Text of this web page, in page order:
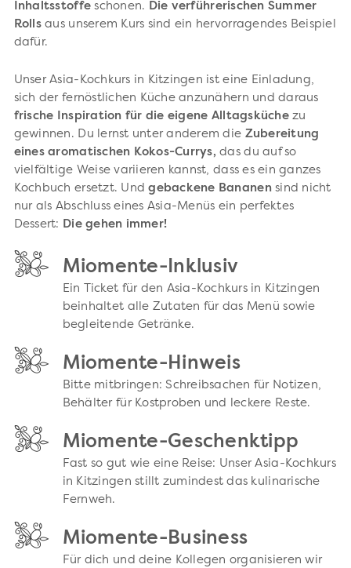
Inhaltsstoffe schonen. Die verführerischen Summer
Rollsaus unserem Kurs sind ein hervorragendes Beispiel
dafür.
Unser Asia-Kochkurs in Kitzingen ist eine Einladung,
sich der fernöstlichen Küche anzunähern und daraus
frische Inspiration für die eigene Alltagsküchezu
gewinnen. Du lernst unter anderem die Zubereitung
eines aromatischen Kokos-Currys, das du auf so
vielfältige Weise variieren kannst, dass es ein ganzes
Kochbuch ersetzt. Undgebackene Bananensind nicht
nur als Abschluss eines Asia-Menüs ein perfektes
Dessert: Die gehen immer!
Miomente-Inklusiv
Ein Ticket für den Asia-Kochkurs in Kitzingen
beinhaltet alle Zutaten für das Menü sowie
begleitende Getränke.
Miomente-Hinweis
Bitte mitbringen: Schreibsachen für Notizen,
Behälter für Kostproben und leckere Reste.
Miomente-Geschenktipp
Fast so gut wie eine Reise: Unser Asia-Kochkurs
in Kitzingen stillt zumindest das kulinarische
Fernweh.
Miomente-Business
Für dich und deine Kollegen organisieren wir